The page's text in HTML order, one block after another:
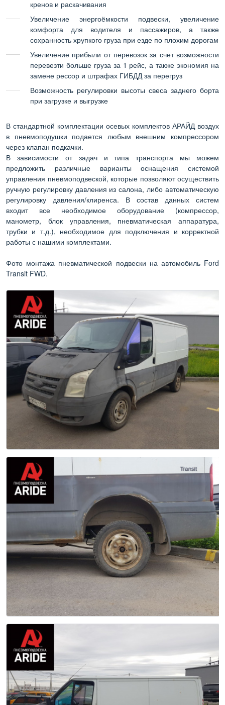
кренов и раскачивания
Увеличение энергоёмкости подвески, увеличение
комфорта для водителя и пассажиров, а также
сохранность хрупкого груза при езде по плохим дорогам
Увеличение прибыли от перевозок за счет возможности
перевезти больше груза за 1 рейс, а также экономия на
замене рессор и штрафах ГИБДД за перегруз
Возможность регулировки высоты свеса заднего борта
при загрузке и выгрузке
В стандартной комплектации осевых комплектов АРАЙД воздух
в пневмоподушки подается любым внешним компрессором
через клапан подкачки.
В зависимости от задач и типа транспорта мы можем
предложить различные варианты оснащения системой
управления пневмоподвеской, которые позволяют осуществить
ручную регулировку давления из салона, либо автоматическую
регулировку давления/клиренса. В состав данных систем
входит все необходимое оборудование (компрессор,
манометр, блок управления, пневматическая аппаратура,
трубки и т.д.), необходимое для подключения и корректной
работы с нашими комплектами.
Фото монтажа пневматической подвески на автомобиль Ford
Transit FWD.